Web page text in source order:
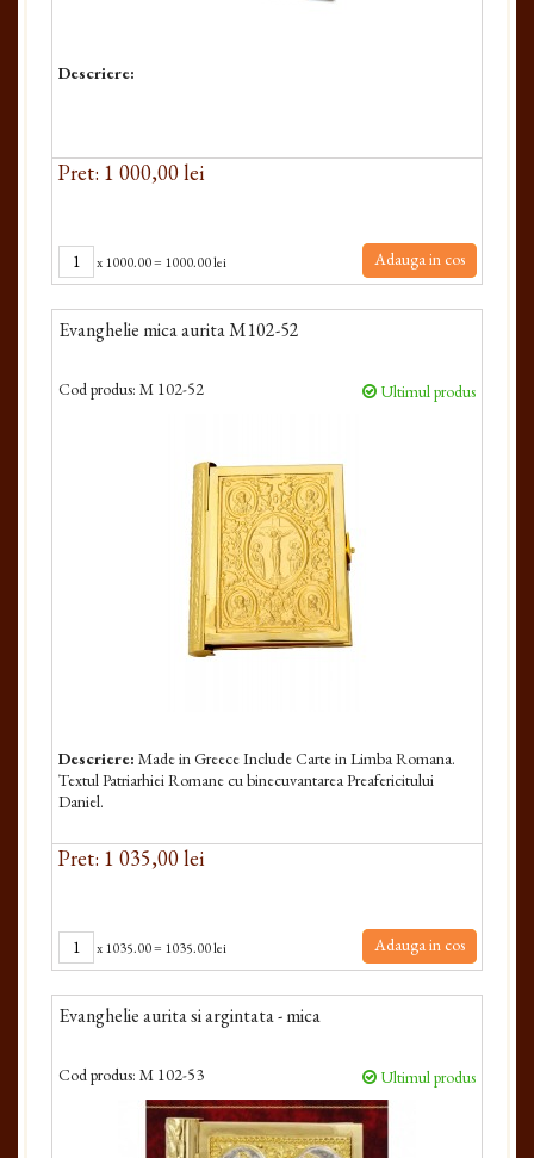
Descriere:
Pret: 1 000,00 lei
x1000.00= 1000.00 lei Adauga in cos
Evanghelie mica aurita M102-52
Cod produs: M 102-52 Ultimul produs
Descriere: Made in Greece Include Carte in Limba Romana.
Textul Patriarhiei Romane cu binecuvantarea Preafericitului
Daniel.
Pret: 1 035,00 lei
x1035.00= 1035.00 lei Adauga in cos
Evanghelie aurita si argintata - mica
Cod produs: M 102-53 Ultimul produs